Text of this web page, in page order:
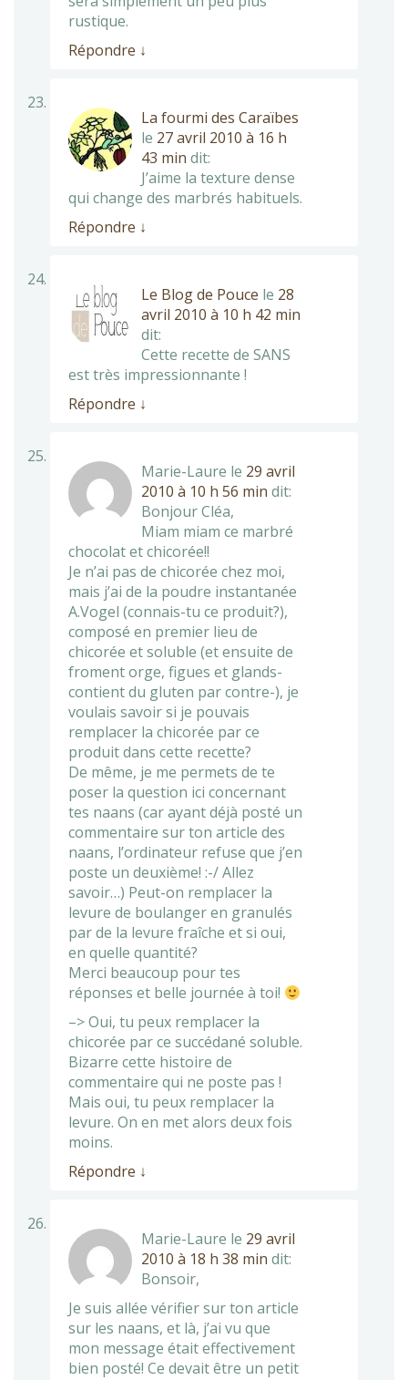
rustique.
Répondre ↓
La fourmi des Caraïbes
le 27 avril 2010 à 16 h
43 min dit:
J’aime la texture dense
qui change des marbrés habituels.
Répondre ↓
Le Blog de Pouce le 28
avril 2010 à 10 h 42 min
dit:
Cette recette de SANS
est très impressionnante !
Répondre ↓
Marie-Laure le 29 avril
2010 à 10 h 56 min dit:
Bonjour Cléa,
Miam miam ce marbré
chocolat et chicorée!!
Je n’ai pas de chicorée chez moi,
mais j’ai de la poudre instantanée
A.Vogel (connais-tu ce produit?),
composé en premier lieu de
chicorée et soluble (et ensuite de
froment orge, figues et glands-
contient du gluten par contre-), je
voulais savoir si je pouvais
remplacer la chicorée par ce
produit dans cette recette?
De même, je me permets de te
poser la question ici concernant
tes naans (car ayant déjà posté un
commentaire sur ton article des
naans, l’ordinateur refuse que j’en
poste un deuxième! :-/ Allez
savoir…) Peut-on remplacer la
levure de boulanger en granulés
par de la levure fraîche et si oui,
en quelle quantité?
Merci beaucoup pour tes
réponses et belle journée à toi!
–> Oui, tu peux remplacer la
chicorée par ce succédané soluble.
Bizarre cette histoire de
commentaire qui ne poste pas !
Mais oui, tu peux remplacer la
levure. On en met alors deux fois
moins.
Répondre ↓
Marie-Laure le 29 avril
2010 à 18 h 38 min dit:
Bonsoir,
Je suis allée vérifier sur ton article
sur les naans, et là, j’ai vu que
mon message était effectivement
bien posté! Ce devait être un petit